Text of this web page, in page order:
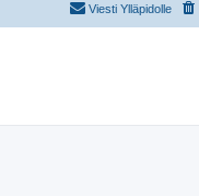
Viesti Ylläpidolle